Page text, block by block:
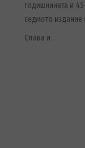
годишнината и
седмото издание
Слава и.